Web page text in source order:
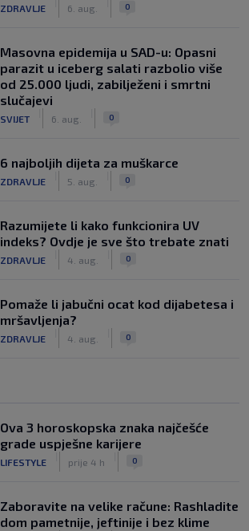
ZDRAVLJE 6. aug. 0
Masovna epidemija u SAD-u: Opasni
parazit u iceberg salati razbolio više
od 25.000 ljudi, zabilježeni i smrtni
slučajevi
SVIJET 6. aug. 0
6 najboljih dijeta za muškarce
ZDRAVLJE 5. aug. 0
Razumijete li kako funkcionira UV
indeks? Ovdje je sve što trebate znati
ZDRAVLJE 4. aug. 0
Pomaže li jabučni ocat kod dijabetesa i
mršavljenja?
ZDRAVLJE 4. aug. 0
Ova 3 horoskopska znaka najčešće
grade uspješne karijere
LIFESTYLE prije 4 h 0
Zaboravite na velike račune: Rashladite
dom pametnije, jeftinije i bez klime